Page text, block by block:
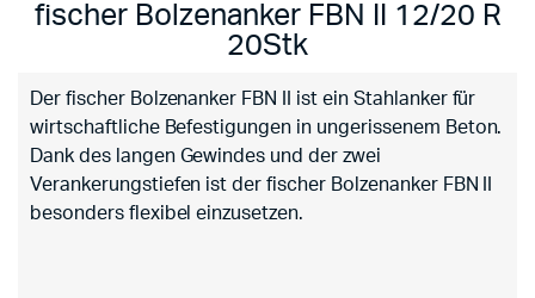
fischer Bolzenanker FBN II 12/20 R
20Stk
Der fischer Bolzenanker FBN II ist ein Stahlanker für
wirtschaftliche Befestigungen in ungerissenem Beton.
Dank des langen Gewindes und der zwei
Verankerungstiefen ist der fischer Bolzenanker FBN II
besonders flexibel einzusetzen.